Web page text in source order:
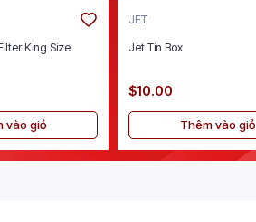
King Size
vào giỏ
JET
Jet Tin Box
$10.00
Thêm vào giỏ